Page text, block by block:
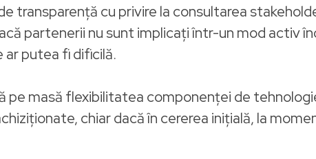
transparență cu privire la consultarea
partenerii nu sunt implicați într-un mod activ
putea fi dificilă.
pe masă flexibilitatea componenței de
chiar dacă în cererea inițială, la